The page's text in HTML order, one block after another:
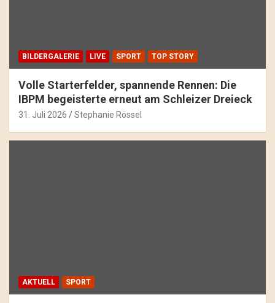
BILDERGALERIE LIVE SPORT TOP STORY
Volle Starterfelder, spannende Rennen: Die
IBPM begeisterte erneut am Schleizer Dreieck
31. Juli 2026 Stephanie Rössel
AKTUELL SPORT